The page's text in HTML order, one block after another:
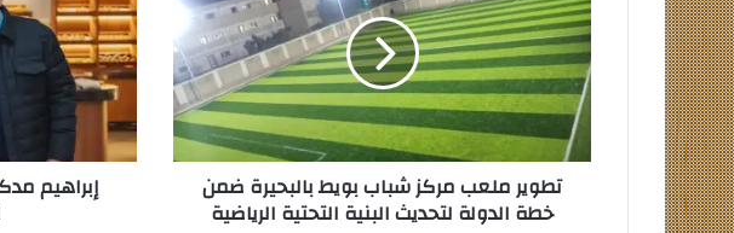
مركز
شباب
بويط
بالبحيرة
ضمن
خطة
الدولة
لتحديثتطوير ملعب مركز شباب بويط بالبحيرة ضمن
خطة الدولة لتحديث البنية التحتية الرياضية
يكتب:
نيفرلاند..
رحلة
الإبداع
السياحي
للعائلات
إبراهيم